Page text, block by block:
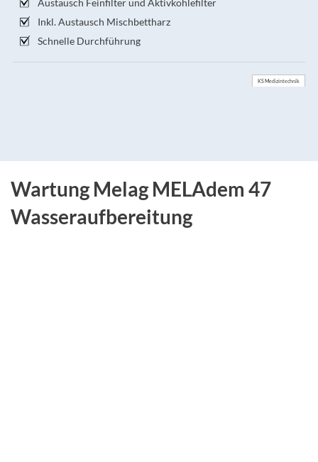
Inkl. Austausch Mischbettharz
Schnelle Durchführung
KS Medizintechnik
Wartung Melag MELAdem 47
Wasseraufbereitung